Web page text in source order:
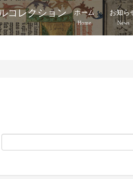
コレクション ホーム
Home
お知ら
News